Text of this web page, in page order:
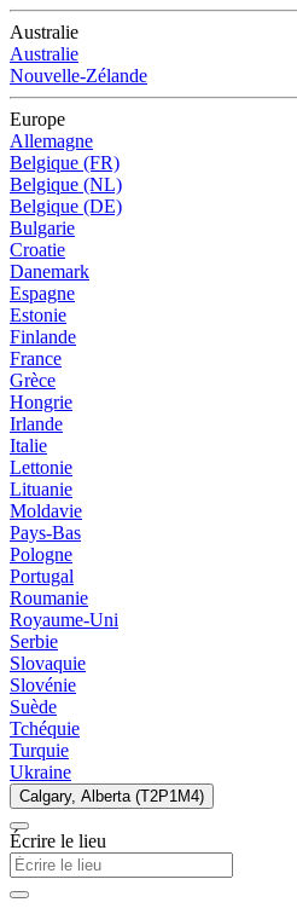
Australie
Australie
Nouvelle-Zélande
Europe
Allemagne
Belgique (FR)
Belgique (NL)
Belgique (DE)
Bulgarie
Croatie
Danemark
Espagne
Estonie
Finlande
France
Grèce
Hongrie
Irlande
Italie
Lettonie
Lituanie
Moldavie
Pays-Bas
Pologne
Portugal
Roumanie
Royaume-Uni
Serbie
Slovaquie
Slovénie
Suède
Tchéquie
Turquie
Ukraine
Calgary, Alberta (T2P1M4)
Écrire le lieu